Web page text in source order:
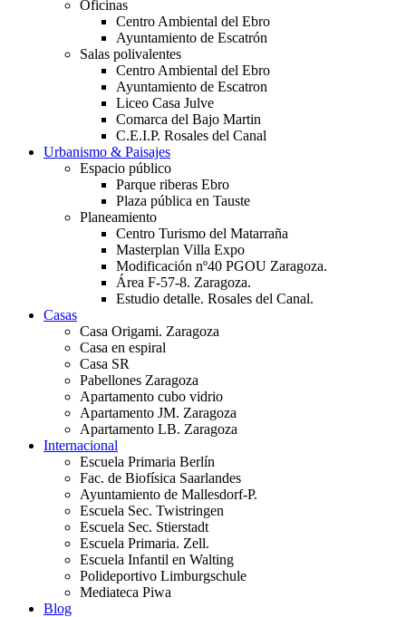
Oficinas
Centro Ambiental del Ebro
Ayuntamiento de Escatrón
Salas polivalentes
Centro Ambiental del Ebro
Ayuntamiento de Escatron
Liceo Casa Julve
Comarca del Bajo Martin
C.E.I.P. Rosales del Canal
Urbanismo & Paisajes
Espacio público
Parque riberas Ebro
Plaza pública en Tauste
Planeamiento
Centro Turismo del Matarraña
Masterplan Villa Expo
Modificación nº40 PGOU Zaragoza.
Área F-57-8. Zaragoza.
Estudio detalle. Rosales del Canal.
Casas
Casa Origami. Zaragoza
Casa en espiral
Casa SR
Pabellones Zaragoza
Apartamento cubo vidrio
Apartamento JM. Zaragoza
Apartamento LB. Zaragoza
Internacional
Escuela Primaria Berlín
Fac. de Biofísica Saarlandes
Ayuntamiento de Mallesdorf-P.
Escuela Sec. Twistringen
Escuela Sec. Stierstadt
Escuela Primaria. Zell.
Escuela Infantil en Walting
Polideportivo Limburgschule
Mediateca Piwa
Blog